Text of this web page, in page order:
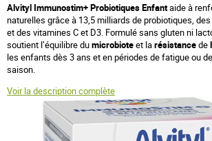
Alvityl Immunostim+ Probiotiques Enfantaide à
naturelles grâce à 13,5 milliards de probiotiques,
et des vitamines C et D3. Formulé sans gluten ni
soutient l’équilibre dumicrobioteet larésistancede
les enfants dès 3 ans et en périodes de fatigue ou
saison.
Voir la description complète